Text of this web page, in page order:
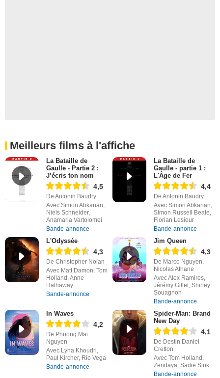
Meilleurs films à l'affiche
La Bataille de
Gaulle - Partie 2 :
J’écris ton nom
4,5
De Antonin Baudry
Avec Simon Abkarian,
Niels Schneider,
Anamaria Vartolomei
Bande-annonce
La Bataille de
Gaulle - partie 1 :
L'Âge de Fer
4,4
De Antonin Baudry
Avec Simon Abkarian,
Simon Russell Beale,
Florian Lesieur
Bande-annonce
L'Odyssée
4,3
De Christopher Nolan
Avec Matt Damon, Tom
Holland, Anne
Hathaway
Bande-annonce
Jim Queen
4,3
De Marco Nguyen,
Nicolas Athane
Avec Alex Ramires,
Jérémy Gillet, Shirley
Souagnon
Bande-annonce
In Waves
4,2
De Phuong Mai
Nguyen
Avec Lyna Khoudri,
Paul Kircher, Rio Vega
Bande-annonce
Spider-Man: Brand
New Day
4,1
De Destin Daniel
Cretton
Avec Tom Holland,
Zendaya, Sadie Sink
Bande-annonce